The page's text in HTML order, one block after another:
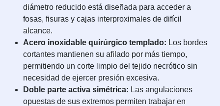
diámetro reducido está diseñada para acceder a
fosas, fisuras y cajas interproximales de difícil
alcance.
Acero inoxidable quirúrgico templado: Los bordes
cortantes mantienen su afilado por más tiempo,
permitiendo un corte limpio del tejido necrótico sin
necesidad de ejercer presión excesiva.
Doble parte activa simétrica: Las angulaciones
opuestas de sus extremos permiten trabajar en